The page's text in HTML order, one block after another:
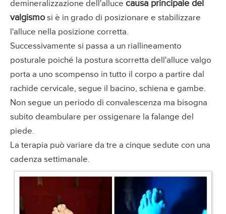
demineralizzazione dell'alluce causa principale del
valgismosi è in grado di posizionare e stabilizzare
l'alluce nella posizione corretta.
Successivamente si passa a un riallineamento
posturale poiché la postura scorretta dell'alluce valgo
porta a uno scompenso in tutto il corpo a partire dal
rachide cervicale, segue il bacino, schiena e gambe.
Non segue un periodo di convalescenza ma bisogna
subito deambulare per ossigenare la falange del
piede.
La terapia può variare da tre a cinque sedute con una
cadenza settimanale.